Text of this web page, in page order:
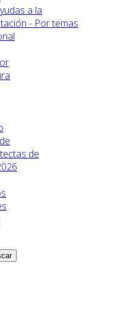
a la
- Por temas
de